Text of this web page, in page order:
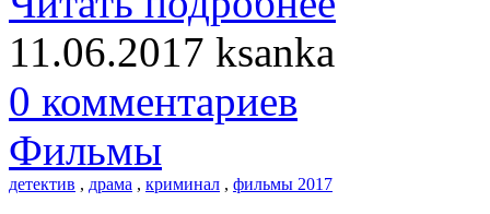
11.06.2017 ksanka
0 комментариев
Фильмы
детектив , драма , криминал , фильмы 2017